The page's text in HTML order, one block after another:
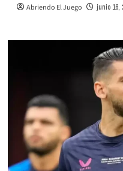
Abriendo El Juego junio 16,